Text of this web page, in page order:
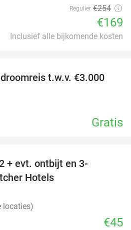
Regulier €254
€169
Inclusief alle bijkomende kosten
t.w.v. €3.000
Gratis
+ evt. ontbijt en 3-
Hotels
locaties)
€45